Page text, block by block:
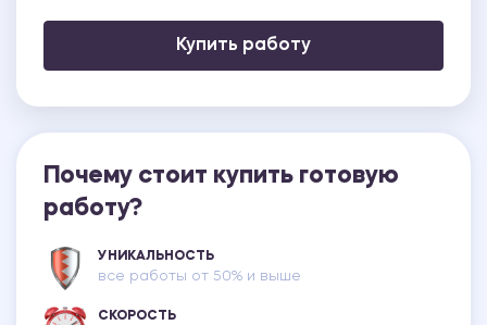
Купить работу
Почему стоит купить готовую
работу?
УНИКАЛЬНОСТЬ
все работы от 50% и выше
СКОРОСТЬ